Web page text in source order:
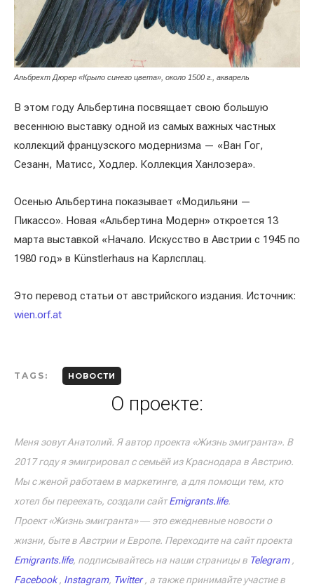
Альбрехт Дюрер «Крыло синего цвета», около 1500 г., акварель
В этом году Альбертина посвящает свою большую
весеннюю выставку одной из самых важных частных
коллекций французского модернизма — «Ван Гог,
Сезанн, Матисс, Ходлер. Коллекция Ханлозера».
Осенью Альбертина показывает «Модильяни —
Пикассо». Новая «Альбертина Модерн» откроется 13
марта выставкой «Начало. Искусство в Австрии с 1945 по
1980 год» в Künstlerhaus на Карлсплац.
Это перевод статьи от австрийского издания. Источник:
wien.orf.at
TAGS: НОВОСТИ
О проекте:
Меня зовут Анатолий. Я автор проекта «Жизнь эмигранта». В
2017 году я эмигрировал с семьёй из Краснодара в Австрию.
Мы с женой работаем в маркетинге, а для помощи тем, кто
хотел бы переехать, создали сайтEmigrants.life.
Проект «Жизнь эмигранта» ― это ежедневные новости о
жизни, быте в Австрии и Европе. Переходите на сайт проекта
Emigrants.life, подписывайтесь на наши страницы в Telegram,
Facebook, Instagram, Twitter, а также принимайте участие в